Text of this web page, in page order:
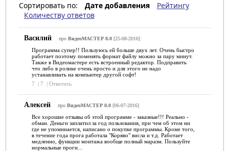
Сортировать по: Дате добавления
Рейтингу
Количеству ответов
Василий про ВидеоМАСТЕР 8.0[25-08-2016]
Программа супер!! Пользуюсь ей больше двух лет. Очень быстро
работает поэтому поменять формат файлу можно за пару минут.
Также в Видеомастере есть встроенный редактор. Подправить
что либо в ролике очень просто и для этого не надо
устанавливать на компьютер другой софт!
7
| 7 | Ответить
Алексей про ВидеоМАСТЕР 8.0[06-07-2016]
Все хорошие отзывы об этой программе - заказные!!! Реально -
обман. Деньги заплатил за год пользования, при чем об этом ни
где не упоминается, написано о покупке программы. Кроме того,
в течение года прога работала "Коряво" висла и т.д. Работает
медленно, функции монтажа вообще полный маразм. Пользуйте
нормальные проги...